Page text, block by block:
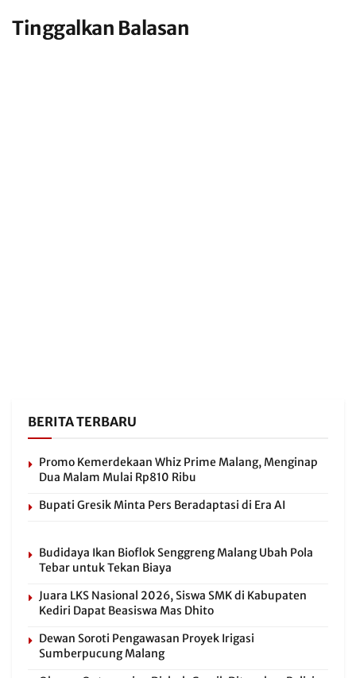
Tinggalkan Balasan
BERITA TERBARU
Promo Kemerdekaan Whiz Prime Malang, Menginap
Dua Malam Mulai Rp810 Ribu
Bupati Gresik Minta Pers Beradaptasi di Era AI
Budidaya Ikan Bioflok Senggreng Malang Ubah Pola
Tebar untuk Tekan Biaya
Juara LKS Nasional 2026, Siswa SMK di Kabupaten
Kediri Dapat Beasiswa Mas Dhito
Dewan Soroti Pengawasan Proyek Irigasi
Sumberpucung Malang